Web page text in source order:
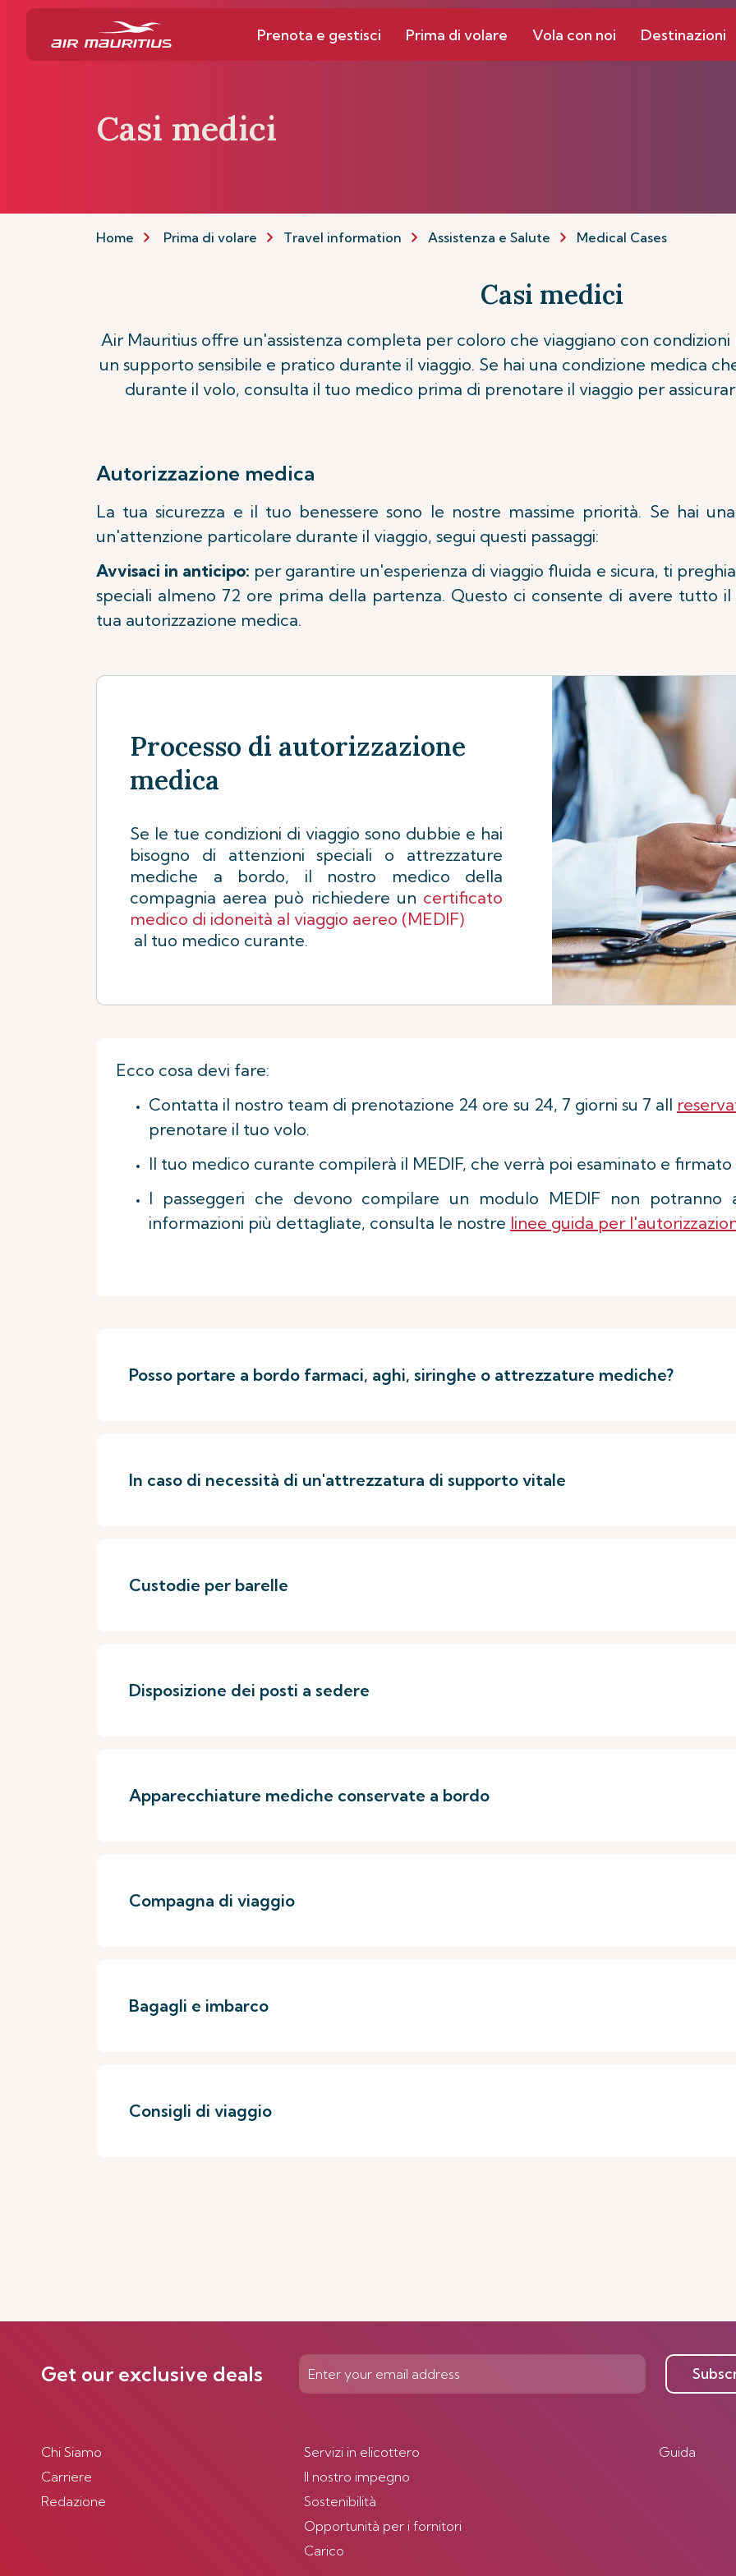
Prenota e gestisci Prima di volare Vola con noi Destinazioni
Casi medici
Home Prima di volare Travel information Assistenza e Salute Medical Cases
Casi medici
Air Mauritius offre un'assistenza completa per coloro che viaggiano con
un supporto sensibile e pratico durante il viaggio. Se hai una condizione medica
durante il volo, consulta il tuo medico prima di prenotare il viaggio per
Autorizzazione medica
La tua sicurezza e il tuo benessere sono le nostre massime priorità. Se hai
un'attenzione particolare durante il viaggio, segui questi passaggi:
Avvisaci in anticipo: per garantire un'esperienza di viaggio fluida e sicura, ti
speciali almeno 72 ore prima della partenza. Questo ci consente di avere tutto
tua autorizzazione medica.
Processo di autorizzazione
medica
Se le tue condizioni di viaggio sono dubbie e hai
bisogno di attenzioni speciali o attrezzature
mediche a bordo, il nostro medico della
compagnia aerea può richiedere un certificato
medico di idoneità al viaggio aereo (MEDIF)
al tuo medico curante.
Ecco cosa devi fare:
Contatta il nostro team di prenotazione 24 ore su 24, 7 giorni su 7 all
prenotare il tuo volo.
Il tuo medico curante compilerà il MEDIF, che verrà poi esaminato e
I passeggeri che devono compilare un modulo MEDIF non potranno
informazioni più dettagliate, consulta le nostre linee guida per
Posso portare a bordo farmaci, aghi, siringhe o attrezzature mediche?
In caso di necessità di un'attrezzatura di supporto vitale
Custodie per barelle
Disposizione dei posti a sedere
Apparecchiature mediche conservate a bordo
Compagna di viaggio
Bagagli e imbarco
Consigli di viaggio
Get our exclusive deals
Chi Siamo
Carriere
Redazione
Servizi in elicottero
Il nostro impegno
Sostenibilità
Opportunità per i fornitori
Carico
Guida